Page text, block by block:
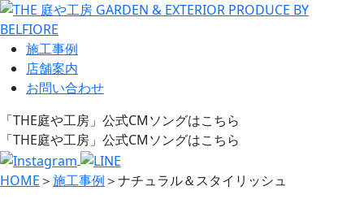
施工事例
店舗案内
お問い合わせ
「THE庭や工房」公式CMソングはこちら
「THE庭や工房」公式CMソングはこちら
HOME ＞施工事例 ＞ナチュラル＆スタイリッシュ